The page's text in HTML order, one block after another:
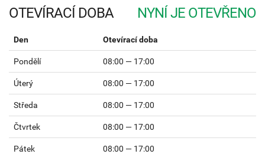
OTEVÍRACÍ DOBA
Den Otevírací doba
Pondělí 08:00 — 17:00
Úterý 08:00 — 17:00
Středa 08:00 — 17:00
Čtvrtek 08:00 — 17:00
Pátek 08:00 — 17:00